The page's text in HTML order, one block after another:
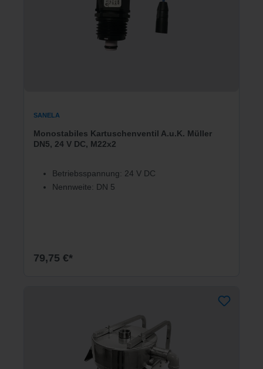
SANELA
Monostabiles Kartuschenventil A.u.K. Müller
DN5, 24 V DC, M22x2
Betriebsspannung: 24 V DC
Nennweite: DN 5
79,75 €*